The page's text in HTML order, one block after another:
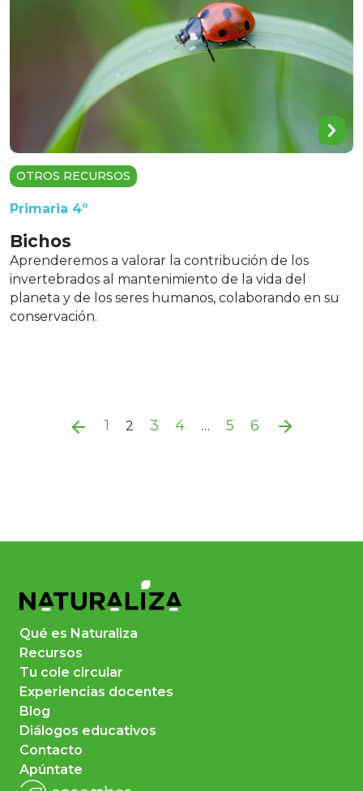
OTROS RECURSOS
Primaria 4º
Bichos
Aprenderemos a valorar la contribución de los
invertebrados al mantenimiento de la vida del
planeta y de los seres humanos, colaborando en su
conservación.
1 2 3 4 … 5 6
Qué es Naturaliza
Recursos
Tu cole circular
Experiencias docentes
Blog
Diálogos educativos
Contacto
Apúntate